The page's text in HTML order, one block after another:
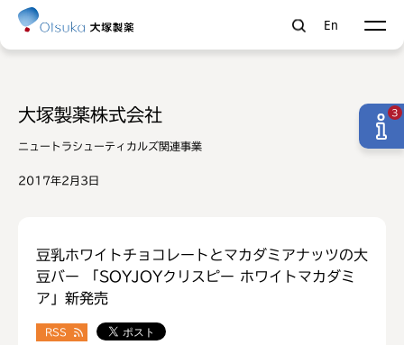
En
大塚製薬株式会社
ニュートラシューティカルズ関連事業
2017年2月3日
豆乳ホワイトチョコレートとマカダミアナッツの大
豆バー 「SOYJOYクリスピー ホワイトマカダミ
ア」新発売
RSS
3